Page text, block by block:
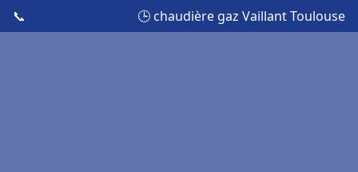
📞 🕒 chaudière gaz Vaillant Toulouse